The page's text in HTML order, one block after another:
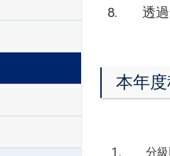
8. 透過午
本年
分